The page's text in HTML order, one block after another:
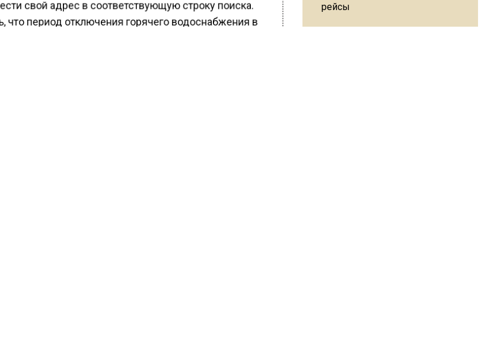
свой адрес в соответствующую строку поиска.
что период отключения горячего водоснабжения в
Из-за ливня и грозы в Москве